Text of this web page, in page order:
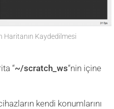
Haritanın Kaydedilmesi
“~/scratch_ws“nin içine
kendi konumlarını